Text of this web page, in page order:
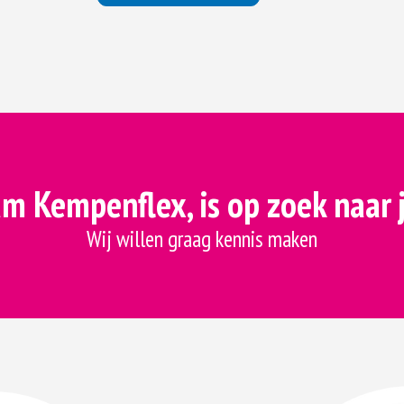
Kempenflex, is op zoek naar
Wij willen graag kennis maken